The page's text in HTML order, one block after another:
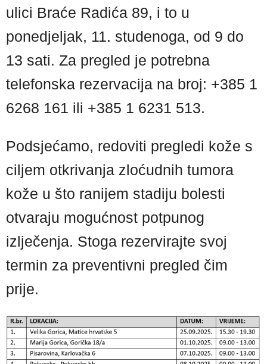
ulici Braće Radića 89, i to u
ponedjeljak, 11. studenoga, od 9 do
13 sati. Za pregled je potrebna
telefonska rezervacija na broj: +385 1
6268 161 ili +385 1 6231 513.
Podsjećamo, redoviti pregledi kože s
ciljem otkrivanja zloćudnih tumora
kože u što ranijem stadiju bolesti
otvaraju mogućnost potpunog
izlječenja. Stoga rezervirajte svoj
termin za preventivni pregled čim
prije.